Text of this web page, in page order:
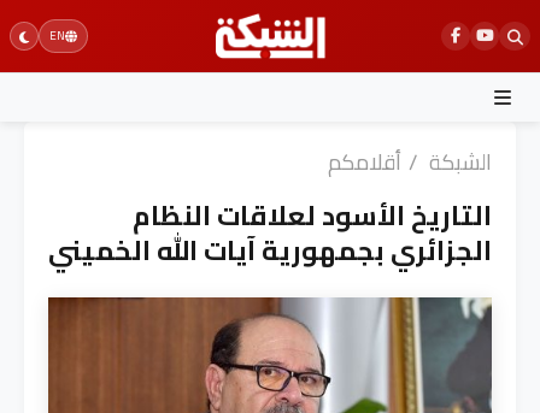
Skip
to
content
EN
الشبكة / أقلامكم
التاريخ الأسود لعلاقات النظام
الجزائري بجمهورية آيات الله الخميني